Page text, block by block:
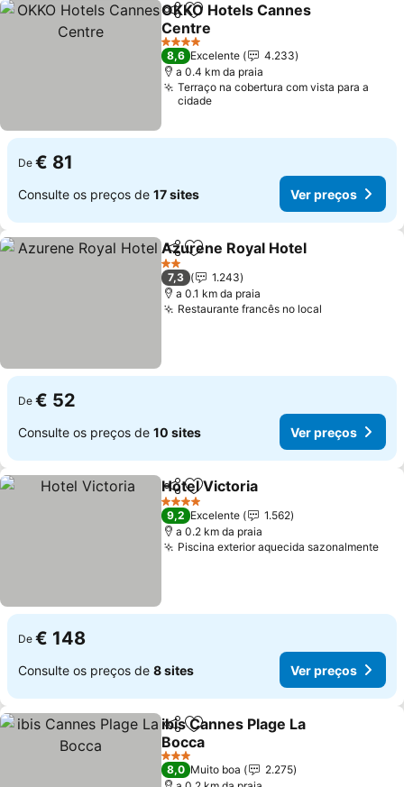
PartilharAdicionar aos favoritos
OKKO Hotels Cannes
Centre
4 Estrelas
8,6 Excelente
4.233
a 0.4 km da praia
Terraço na cobertura com vista para a
cidade
De € 81
Consulte os preços de 17 sites Ver preços
PartilharAdicionar aos favoritos
Azurene Royal Hotel
2 Estrelas
7,3
1.243
a 0.1 km da praia
Restaurante francês no local
De € 52
Consulte os preços de 10 sites Ver preços
PartilharAdicionar aos favoritos
Hotel Victoria
4 Estrelas
9,2 Excelente
1.562
a 0.2 km da praia
Piscina exterior aquecida sazonalmente
De € 148
Consulte os preços de 8 sites Ver preços
PartilharAdicionar aos favoritos
ibis Cannes Plage La
Bocca
3 Estrelas
8,0 Muito boa
2.275